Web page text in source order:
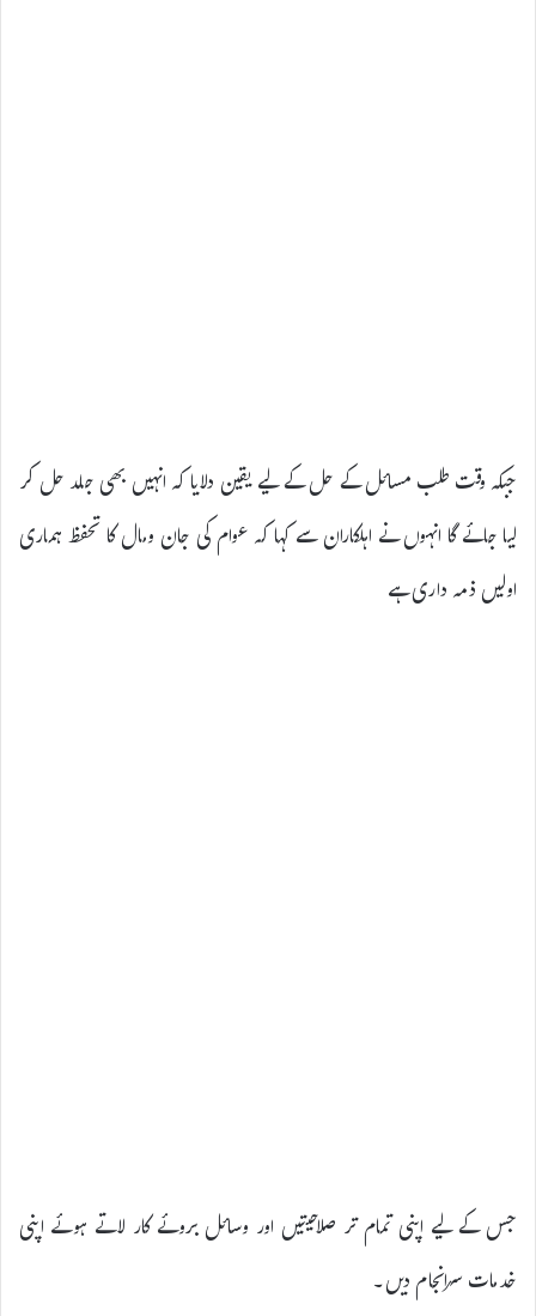
جبکہ وقت طلب مسائل کے حل کے لیے یقین دلایا کہ انہیں بھی جلد حل کر
لیا جائے گا انہوں نے اہلکاران سے کہا کہ عوام کی جان ومال کا تحفظ ہماری
اولیں ذمہ داری ہے
جس کے لیے اپنی تمام تر صلاحیتیں اور وسائل بروئے کار لاتے ہوئے اپنی
خدمات سرانجام دیں۔